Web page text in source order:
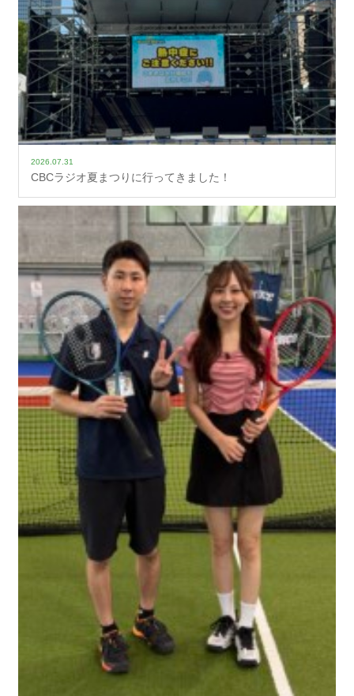
2026.07.31
CBCラジオ夏まつりに行ってきました！